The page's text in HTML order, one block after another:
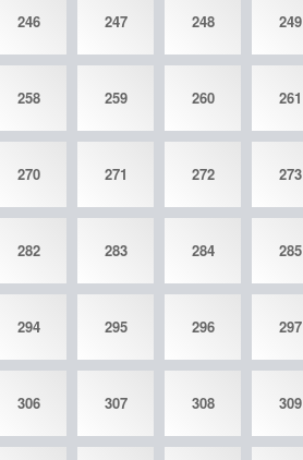
246 247 248 249
258 259 260 261
270 271 272 273
282 283 284 285
294 295 296 297
306 307 308 309